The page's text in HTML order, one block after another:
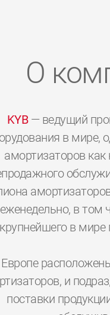
О
KYB— ведущий
в мире,
амортизаторов
еженедельно, в том
крупнейшего в мире
и
поставки0